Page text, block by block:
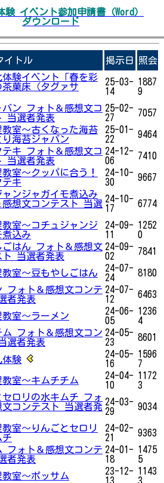
験 イベント参加申請書（Word）
ダウンロード
イトル 掲示日 照会
体験イベント「春を彩
茶菓床（タグァサ
25-03-
14
1887
9
バン フォト＆感想文コ
当選者発表
25-02-
27
7057
教室～古くなった海苔
り海苔ジャバン
25-01-
22
9464
テキ フォト＆感想文コ
当選者発表
24-12-
06
7410
室～クッパに合う！
テキ
24-10-
30
9667
ャンジャガイモ煮込み
感想文コンテスト 当選 24-10-
17
6774
室～コチュジャンジ
煮込み
24-09-
11
1252
0
ごはん フォト＆感想文
ト 当選者発表
24-09-
02
7841
室～豆もやしごはん
24-07-
24
8180
フォト＆感想文コンテ
者発表
24-07-
12
6463
室～ラーメン
24-06-
05
1236
4
ム フォト＆感想文コン
選者発表
24-05-
23
8601
体験
24-05-
16
1596
7
室～キムチチム
24-04-
10
1172
3
セロリの水キムチ フォ
文コンテスト 当選者発 24-03-
29
9034
室～りんごとセロリ
チ
24-02-
21
9363
フォト＆感想文コンテ
者発表
24-01-
18
1475
5
室～ポッサム
23-12-
13
1143
3